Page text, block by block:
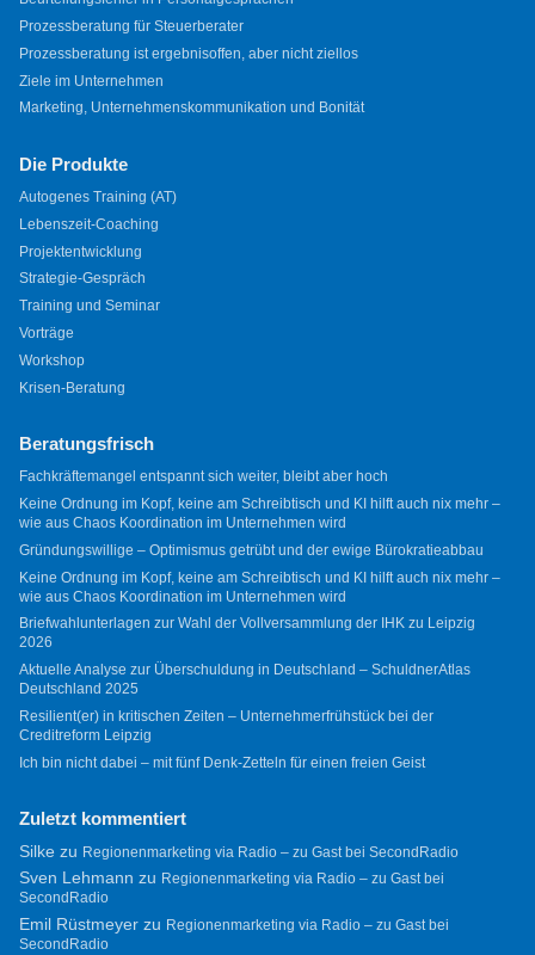
Prozessberatung für Steuerberater
Prozessberatung ist ergebnisoffen, aber nicht ziellos
Ziele im Unternehmen
Marketing, Unternehmenskommunikation und Bonität
Die Produkte
Autogenes Training (AT)
Lebenszeit-Coaching
Projektentwicklung
Strategie-Gespräch
Training und Seminar
Vorträge
Workshop
Krisen-Beratung
Beratungsfrisch
Fachkräftemangel entspannt sich weiter, bleibt aber hoch
Keine Ordnung im Kopf, keine am Schreibtisch und KI hilft auch nix mehr –
wie aus Chaos Koordination im Unternehmen wird
Gründungswillige – Optimismus getrübt und der ewige Bürokratieabbau
Keine Ordnung im Kopf, keine am Schreibtisch und KI hilft auch nix mehr –
wie aus Chaos Koordination im Unternehmen wird
Briefwahlunterlagen zur Wahl der Vollversammlung der IHK zu Leipzig
2026
Aktuelle Analyse zur Überschuldung in Deutschland – SchuldnerAtlas
Deutschland 2025
Resilient(er) in kritischen Zeiten – Unternehmerfrühstück bei der
Creditreform Leipzig
Ich bin nicht dabei – mit fünf Denk-Zetteln für einen freien Geist
Zuletzt kommentiert
Silkezu Regionenmarketing via Radio – zu Gast bei SecondRadio
Sven Lehmann zu Regionenmarketing via Radio – zu Gast bei
SecondRadio
Emil Rüstmeyerzu Regionenmarketing via Radio – zu Gast bei
SecondRadio